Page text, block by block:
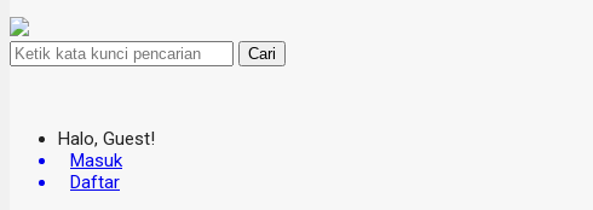
Cari
Halo, Guest!
Masuk
Daftar